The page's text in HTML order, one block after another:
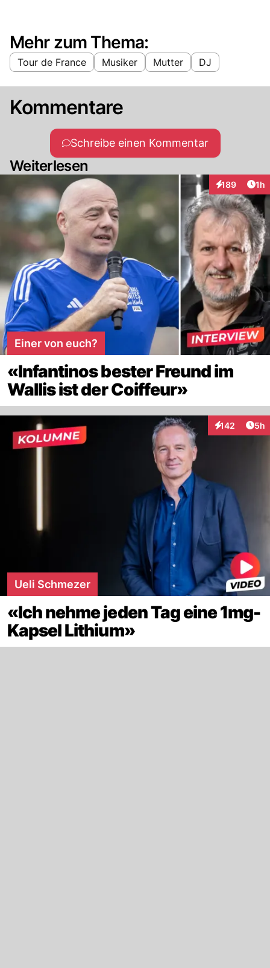
Mehr zum Thema:
Tour de France Musiker Mutter DJ
Kommentare
Schreibe einen Kommentar
Weiterlesen
189
Interaktionen
1h
Einer von euch?
«Infantinos bester Freund im
Wallis ist der Coiffeur»
142
Interaktionen
5h
Ueli Schmezer
«Ich nehme jeden Tag eine 1mg-
Kapsel Lithium»